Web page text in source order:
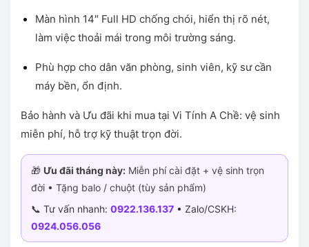
Màn hình 14″ Full HD chống chói, hiển thị rõ nét,
làm việc thoải mái trong môi trường sáng.
Phù hợp cho dân văn phòng, sinh viên, kỹ sư cần
máy bền, ổn định.
Bảo hành và Ưu đãi khi mua tại Vi Tính A Chề: vệ sinh
miễn phí, hỗ trợ kỹ thuật trọn đời.
🎁 Ưu đãi tháng này: Miễn phí cài đặt + vệ sinh trọn
đời • Tặng balo / chuột (tùy sản phẩm)
📞 Tư vấn nhanh: 0922.136.137 • Zalo/CSKH:
0924.056.056